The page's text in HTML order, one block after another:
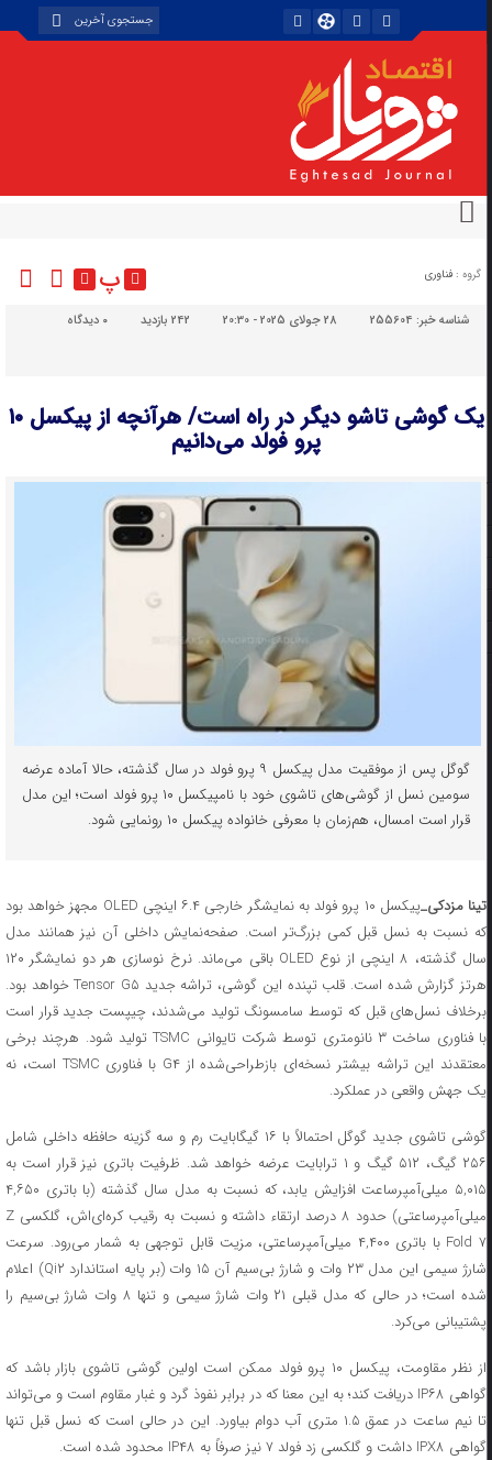
گروه : فناوری پ
شناسه خبر:255604 28 جولای 2025 - 20:30 242 بازدید دیدگاه
یک گوشی تاشو دیگر در راه است/ هرآنچه از پیکسل ۱۰
پرو فولد می‌دانیم
گوگل پس از موفقیت مدل پیکسل ۹ پرو فولد در سال گذشته، حالا آماده عرضه
سومین نسل از گوشی‌های تاشوی خود با نامپیکسل ۱۰ پرو فولد است؛ این مدل
قرار است امسال، هم‌زمان با معرفی خانواده پیکسل ۱۰ رونمایی شود.
تینا مزدکی_
پیکسل ۱۰ پرو فولد به نمایشگر خارجی ۶.۴ اینچی OLED مجهز خواهد بود
که نسبت به نسل قبل کمی بزرگ‌تر است. صفحه‌نمایش داخلی آن نیز همانند مدل
سال گذشته، ۸ اینچی از نوع OLED باقی می‌ماند. نرخ نوسازی هر دو نمایشگر ۱۲۰
هرتز گزارش شده است. قلب تپنده این گوشی، تراشه جدید Tensor G۵ خواهد بود.
برخلاف نسل‌های قبل که توسط سامسونگ تولید می‌شدند، چیپست جدید قرار است
با فناوری ساخت ۳ نانومتری توسط شرکت تایوانی TSMC تولید شود. هرچند برخی
معتقدند این تراشه بیشتر نسخه‌ای بازطراحی‌شده از G۴ با فناوری TSMC است، نه
یک جهش واقعی در عملکرد.
گوشی تاشوی جدید گوگل احتمالاً با ۱۶ گیگابایت رم و سه گزینه حافظه داخلی شامل
۲۵۶ گیگ، ۵۱۲ گیگ و ۱ ترابایت عرضه خواهد شد. ظرفیت باتری نیز قرار است به
۵,۰۱۵ میلی‌آمپرساعت افزایش یابد، که نسبت به مدل سال گذشته (با باتری ۴,۶۵۰
میلی‌آمپرساعتی) حدود ۸ درصد ارتقاء داشته و نسبت به رقیب کره‌ای‌اش، گلکسی Z
Fold ۷ با باتری ۴,۴۰۰ میلی‌آمپرساعتی، مزیت قابل توجهی به شمار می‌رود. سرعت
شارژ سیمی این مدل ۲۳ وات و شارژ بی‌سیم آن ۱۵ وات (بر پایه استاندارد Qi۲) اعلام
شده است؛ در حالی که مدل قبلی ۲۱ وات شارژ سیمی و تنها ۸ وات شارژ بی‌سیم را
پشتیبانی می‌کرد.
از نظر مقاومت، پیکسل ۱۰ پرو فولد ممکن است اولین گوشی تاشوی بازار باشد که
گواهی IP۶۸ دریافت کند؛ به این معنا که در برابر نفوذ گرد و غبار مقاوم است و می‌تواند
تا نیم ساعت در عمق ۱.۵ متری آب دوام بیاورد. این در حالی‌ است که نسل قبل تنها
گواهی IPX۸ داشت و گلکسی زد فولد ۷ نیز صرفاً به IP۴۸ محدود شده است.